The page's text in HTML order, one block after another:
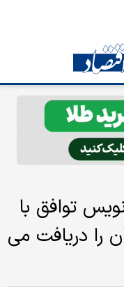
توافق با
را دریافت می